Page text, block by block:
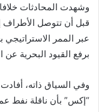
وشهدت المحادثات
قبل أن تتوصل الأطراف
عبر الممر الاستراتيجي
برفع القيود البحرية عن
وفي السياق ذاته،
“إكس” بأن ناقلة نفط